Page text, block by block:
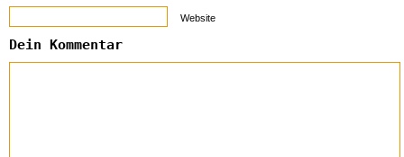
Website
Dein Kommentar